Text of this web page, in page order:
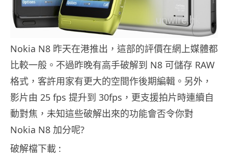
Nokia N8 昨天在港推出，這部的評價在網上媒體都
比較一般。不過昨晚有高手破解到 N8 可儲存 RAW
格式，客許用家有更大的空間作後期編輯。另外，
影片由 25 fps 提升到 30fps，更支援拍片時連續自
動對焦，未知這些破解出來的功能會否令你對
Nokia N8 加分呢?
破解檔下載 :